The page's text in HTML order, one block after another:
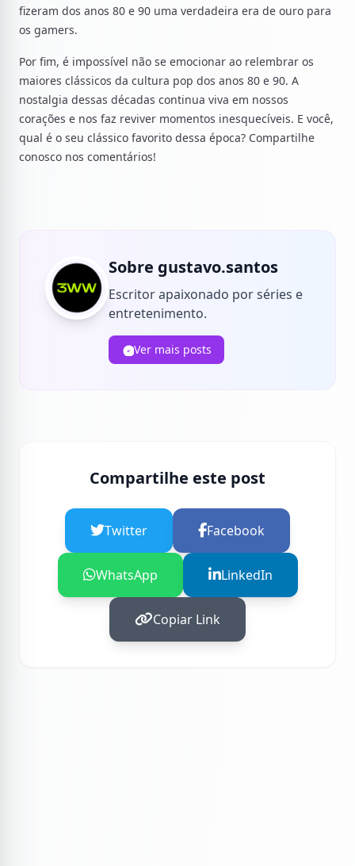
fizeram dos anos 80 e 90 uma verdadeira era de ouro para
os gamers.
Por fim, é impossível não se emocionar ao relembrar os
maiores clássicos da cultura pop dos anos 80 e 90. A
nostalgia dessas décadas continua viva em nossos
corações e nos faz reviver momentos inesquecíveis. E você,
qual é o seu clássico favorito dessa época? Compartilhe
conosco nos comentários!
Sobre gustavo.santos
Escritor apaixonado por séries e
entretenimento.
Ver mais posts
Compartilhe este post
Twitter Facebook
WhatsApp LinkedIn
Copiar Link